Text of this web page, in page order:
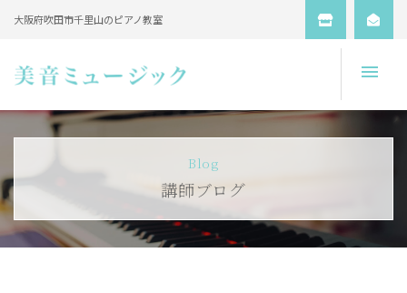
大阪府吹田市千里山のピアノ教室
Blog
講師ブログ